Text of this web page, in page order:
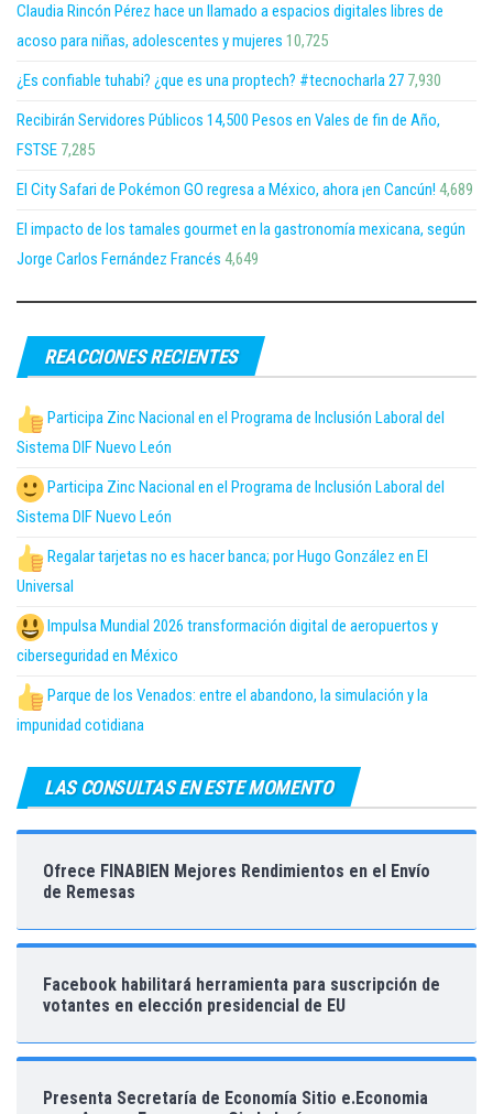
Claudia Rincón Pérez hace un llamado a espacios digitales libres de
acoso para niñas, adolescentes y mujeres 10,725
¿Es confiable tuhabi? ¿que es una proptech? #tecnocharla 27 7,930
Recibirán Servidores Públicos 14,500 Pesos en Vales de fin de Año,
FSTSE 7,285
El City Safari de Pokémon GO regresa a México, ahora ¡en Cancún! 4,689
El impacto de los tamales gourmet en la gastronomía mexicana, según
Jorge Carlos Fernández Francés 4,649
REACCIONES RECIENTES
Participa Zinc Nacional en el Programa de Inclusión Laboral del
Sistema DIF Nuevo León
Participa Zinc Nacional en el Programa de Inclusión Laboral del
Sistema DIF Nuevo León
Regalar tarjetas no es hacer banca; por Hugo González en El
Universal
Impulsa Mundial 2026 transformación digital de aeropuertos y
ciberseguridad en México
Parque de los Venados: entre el abandono, la simulación y la
impunidad cotidiana
LAS CONSULTAS EN ESTE MOMENTO
Ofrece FINABIEN Mejores Rendimientos en el Envío
de Remesas
Facebook habilitará herramienta para suscripción de
votantes en elección presidencial de EU
Presenta Secretaría de Economía Sitio e.Economia